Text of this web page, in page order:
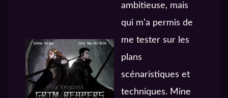
ambitieuse, mais
qui m’a permis de
me tester sur les
plans
scénaristiques et
techniques. Mine